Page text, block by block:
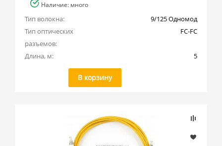
Наличие: много
Тип волокна:
9/125 Одномод
Тип оптических
разъемов:
FC-FC
Длина, м: 5
В корзину